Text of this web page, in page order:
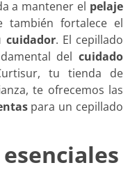
a mantener el pelaje
también fortalece el
cuidador. El cepillado
del cuidado
tu tienda de
te ofrecemos las
para un cepillado